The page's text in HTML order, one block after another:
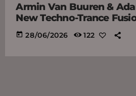
Armin Van Buuren &
New Techno-Trance
today 28/06/2026 122